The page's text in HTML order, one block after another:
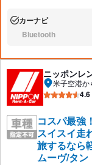
あり:カーナビ
なし:Bluetooth
ニッポンレ
米子空港か
4.6
コスパ最強
スイスイ走
旅するなら
ムーヴ/タン